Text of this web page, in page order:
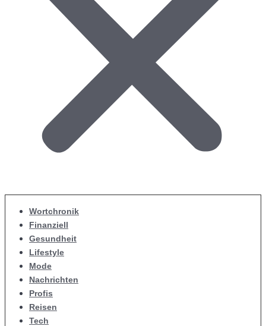
Wortchronik
Finanziell
Gesundheit
Lifestyle
Mode
Nachrichten
Profis
Reisen
Tech